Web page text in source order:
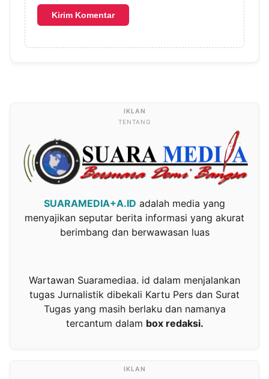
TENTANG
SUARAMEDIA+A.ID adalah media yang
menyajikan seputar berita informasi yang akurat
berimbang dan berwawasan luas
Wartawan Suaramediaa. id dalam menjalankan
tugas Jurnalistik dibekali Kartu Pers dan Surat
Tugas yang masih berlaku dan namanya
tercantum dalam box redaksi.